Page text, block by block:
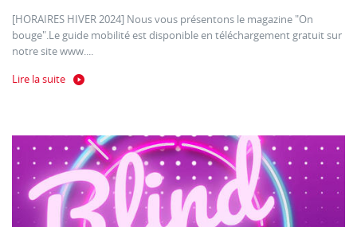
[HORAIRES HIVER 2024] Nous vous présentons le magazine "On
bouge".Le guide mobilité est disponible en téléchargement gratuit sur
notre site www....
Lire la suite